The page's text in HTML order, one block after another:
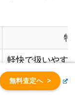
特
軽快で扱いやす
高回転型スーパ
無料査定へ >